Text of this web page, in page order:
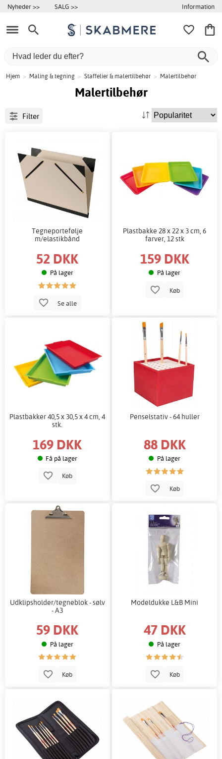
Nyheder >> SALG >> Information
Hjem > Maling & tegning > Staffelier & malertilbehør > Malertilbehør
Malertilbehør
Filter
Tegneportefølje
m/elastikbånd
52 DKK
På lager
Se alle
Plastbakke 28 x 22 x 3 cm, 6
farver, 12 stk
159 DKK
På lager
Køb
Plastbakker 40,5 x 30,5 x 4 cm, 4
stk.
169 DKK
Få på lager
Køb
Penselstativ - 64 huller
88 DKK
På lager
Køb
Udklipsholder/tegneblok - sølv
- A3
59 DKK
På lager
Køb
Modeldukke L&B Mini
47 DKK
På lager
Køb